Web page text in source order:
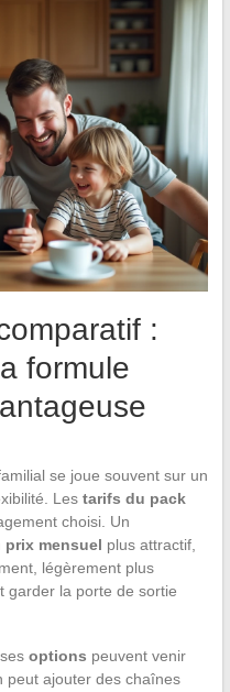
:
formule
se joue souvent sur un
Les tarifs du pack
choisi. Un
prix mensuel plus attractif,
légèrement plus
garder la porte de sortie
options peuvent venir
peut ajouter des chaînes